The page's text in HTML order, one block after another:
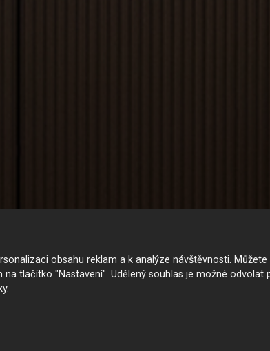
obsahu reklam a k analýze návštěvnosti.
tlačítko "Nastavení". Udělený souhlas je možné odvolat